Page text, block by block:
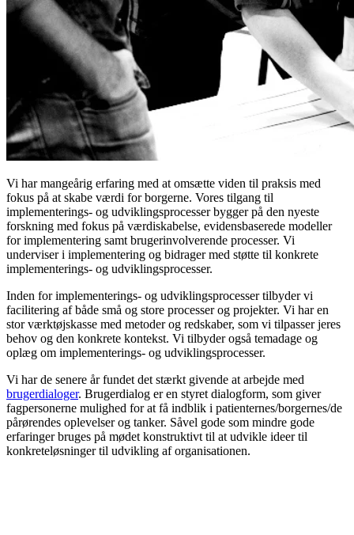
Vi har mangeårig erfaring med at omsætte viden til praksis med
fokus på at skabe værdi for borgerne. Vores tilgang til
implementerings- og udviklingsprocesser bygger på den nyeste
forskning med fokus på værdiskabelse, evidensbaserede modeller
for implementering samt brugerinvolverende processer. Vi
underviser i implementering og bidrager med støtte til konkrete
implementerings- og udviklingsprocesser.
Inden for implementerings- og udviklingsprocesser tilbyder vi
facilitering af både små og store processer og projekter. Vi har en
stor værktøjskasse med metoder og redskaber, som vi tilpasser jeres
behov og den konkrete kontekst. Vi tilbyder også temadage og
oplæg om implementerings- og udviklingsprocesser.
Vi har de senere år fundet det stærkt givende at arbejde med
brugerdialoger. Brugerdialog er en styret dialogform, som giver
fagpersonerne mulighed for at få indblik i patienternes/borgernes/de
pårørendes oplevelser og tanker. Såvel gode som mindre gode
erfaringer bruges på mødet konstruktivt til at udvikle ideer til
konkreteløsninger til udvikling af organisationen.